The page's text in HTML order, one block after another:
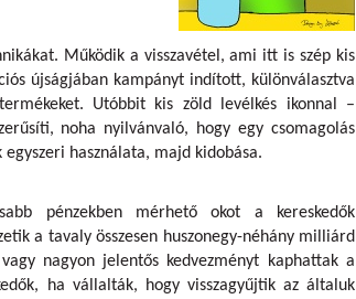
Működik a visszavétel, ami itt is szép kis
újságjában kampányt indított, különválasztva
Utóbbit kis zöld levélkés ikonnal –
noha nyilvánvaló, hogy egy csomagolás
használata, majd kidobása.
pénzekben mérhető okot a kereskedők
a tavaly összesen huszonegy-néhány milliárd
nagyon jelentős kedvezményt kaphattak a
ha vállalták, hogy visszagyűjtik az általuk